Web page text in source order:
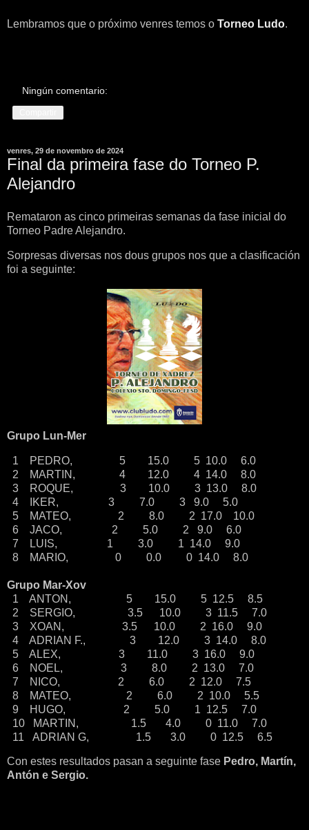
Lembramos que o próximo venres temos o Torneo Ludo.
Ningún comentario:
venres, 29 de novembro de 2024
Final da primeira fase do Torneo P.
Alejandro
Remataron as cinco primeiras semanas da fase inicial do
Torneo Padre Alejandro.
Sorpresas diversas nos dous grupos nos que a clasificación
foi a seguinte:
Grupo Lun-Mer
1 PEDRO, 5 15.0 5 10.0 6.0
2 MARTIN, 4 12.0 4 14.0 8.0
3 ROQUE, 3 10.0 3 13.0 8.0
4 IKER, 3 7.0 3 9.0 5.0
5 MATEO, 2 8.0 2 17.0 10.0
6 JACO, 2 5.0 2 9.0 6.0
7 LUIS, 1 3.0 1 14.0 9.0
8 MARIO, 0 0.0 0 14.0 8.0
Grupo Mar-Xov
1 ANTON, 5 15.0 5 12.5 8.5
2 SERGIO, 3.5 10.0 3 11.5 7.0
3 XOAN, 3.5 10.0 2 16.0 9.0
4 ADRIAN F., 3 12.0 3 14.0 8.0
5 ALEX, 3 11.0 3 16.0 9.0
6 NOEL, 3 8.0 2 13.0 7.0
7 NICO, 2 6.0 2 12.0 7.5
8 MATEO, 2 6.0 2 10.0 5.5
9 HUGO, 2 5.0 1 12.5 7.0
10 MARTIN, 1.5 4.0 0 11.0 7.0
11 ADRIAN G, 1.5 3.0 0 12.5 6.5
Con estes resultados pasan a seguinte fase Pedro, Martín,
Antón e Sergio.